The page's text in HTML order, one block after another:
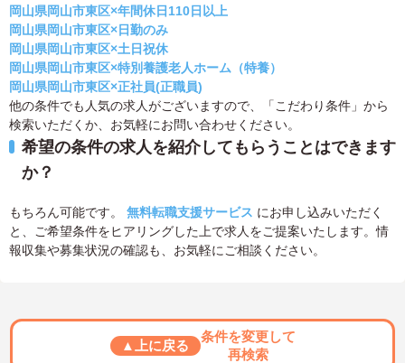
岡山県岡山市東区×年間休日110日以上
岡山県岡山市東区×日勤のみ
岡山県岡山市東区×土日祝休
岡山県岡山市東区×特別養護老人ホーム（特養）
岡山県岡山市東区×正社員(正職員)
他の条件でも人気の求人がございますので、「こだわり条件」から
検索いただくか、お気軽にお問い合わせください。
希望の条件の求人を紹介してもらうことはできます
か？
もちろん可能です。 無料転職支援サービス にお申し込みいただく
と、ご希望条件をヒアリングした上で求人をご提案いたします。情
報収集や募集状況の確認も、お気軽にご相談ください。
▲上に戻る
条件を変更して
再検索